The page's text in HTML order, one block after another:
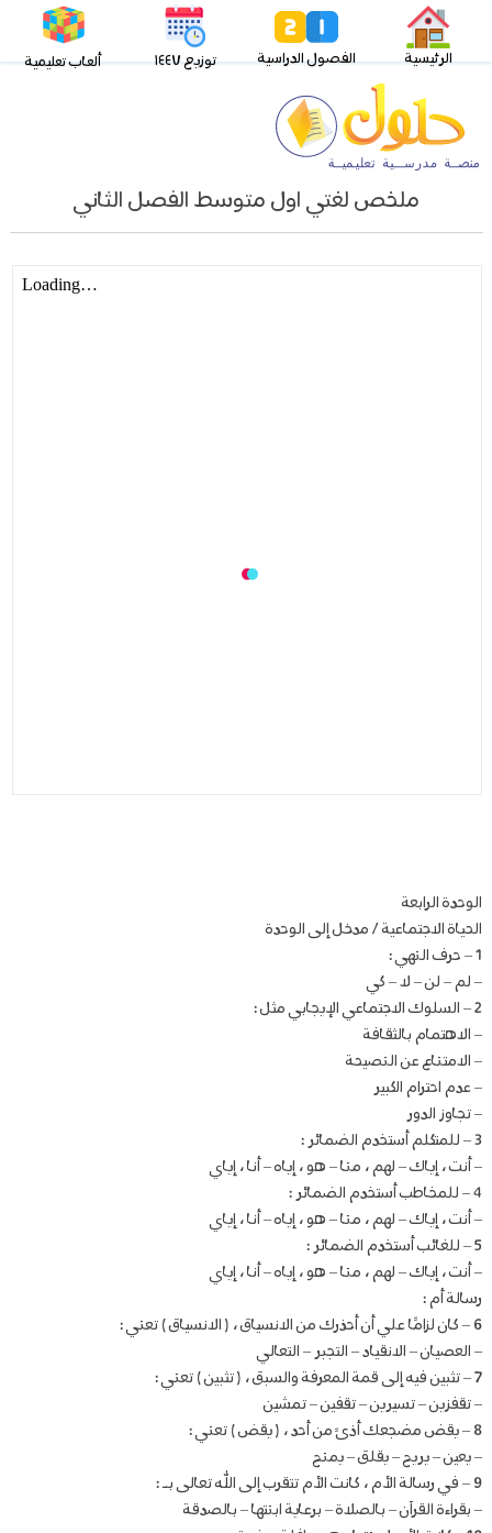
الرئيسية الفصول الدراسية توزيع ١٤٤٧ ألعاب تعليمية
ملخص لغتي اول متوسط الفصل الثاني
الوحدة الرابعة
الحياة الاجتماعية / مدخل إلى الوحدة
1 – حرف النهي :
– لم – لن – لا – كي
2 – السلوك الاجتماعي الإيجابي مثل :
– الاهتمام بالثقافة
– الامتناع عن النصيحة
– عدم احترام الكبير
– تجاوز الدور
3 – للمتكلم أستخدم الضمائر :
– أنت ، إياك – لهم ، منا – هو ، إياه – أنا ، إياي
4 – للمخاطب أستخدم الضمائر :
– أنت ، إياك – لهم ، منا – هو ، إياه – أنا ، إياي
5 – للغائب أستخدم الضمائر :
– أنت ، إياك – لهم ، منا – هو ، إياه – أنا ، إياي
رسالة أم :
6 – كان لزامًا علي أن أحذرك من الانسياق ، ( الانسياق ) تعني :
– العصيان – الانقياد – التجبر – التعالي
7 – تثبين فيه إلى قمة المعرفة والسبق ، ( تثبين ) تعني :
– تقفزين – تسيرين – تقفين – تمشين
8 – يقض مضجعك أذىً من أحد ، ( يقض ) تعني :
– يعين – يريح – يقلق – يمنح
9 – في رسالة الأم ، كانت الأم تتقرب إلى الله تعالى بـ :
– بقراءة القرآن – بالصلاة – برعاية ابنتها – بالصدقة